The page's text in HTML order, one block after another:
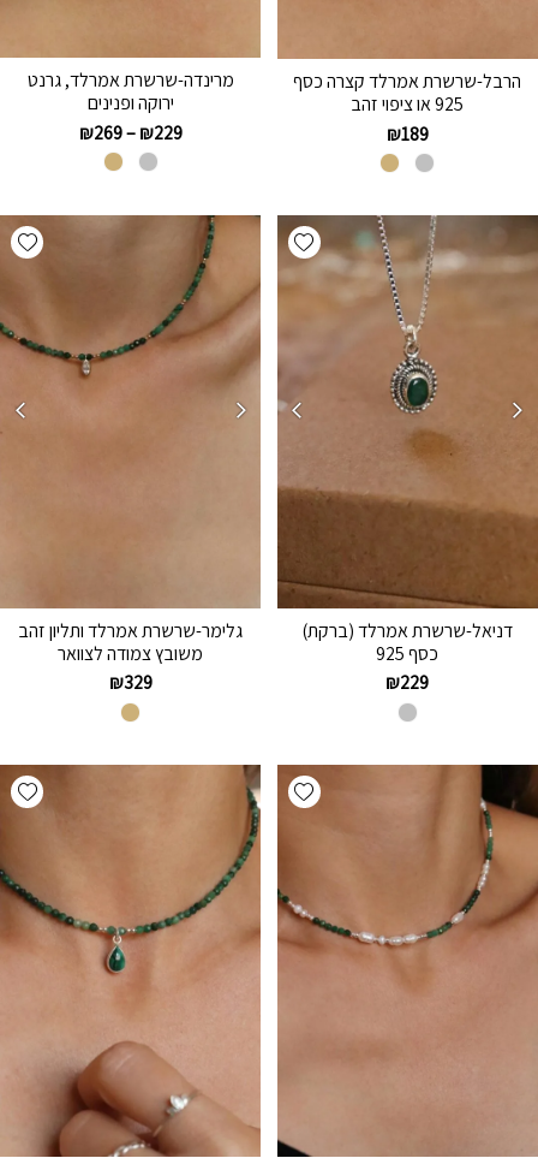
הרבל-שרשרת אמרלד קצרה כסף
925 או ציפוי זהב
₪189
מרינדה-שרשרת אמרלד, גרנט
ירוקה ופנינים
₪229
–
₪269
Add wishlist
דניאל-שרשרת אמרלד (ברקת)
כסף 925
₪229
גלימר-שרשרת אמרלד ותליון זהב
משובץ צמודה לצוואר
₪329
Add wishlist